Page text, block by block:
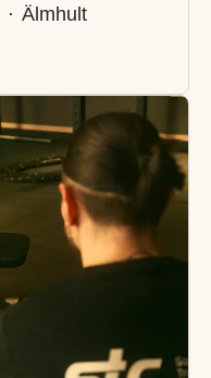
· Älmhult